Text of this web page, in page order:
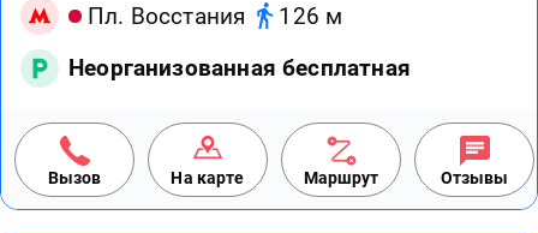
Пл. Восстания
126 м
Неорганизованная бесплатная
Вызов На карте Маршрут Отзывы